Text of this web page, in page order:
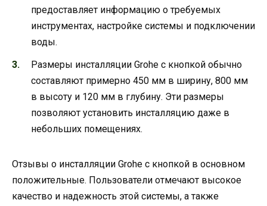
предоставляет информацию о требуемых
инструментах, настройке системы и подключении
воды.
Размеры инсталляции Grohe с кнопкой обычно
составляют примерно 450 мм в ширину, 800 мм
в высоту и 120 мм в глубину. Эти размеры
позволяют установить инсталляцию даже в
небольших помещениях.
Отзывы о инсталляции Grohe с кнопкой в основном
положительные. Пользователи отмечают высокое
качество и надежность этой системы, а также